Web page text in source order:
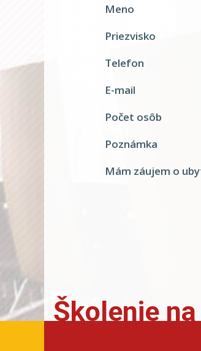
Meno
Priezvisko
Telefon
E-mail
Počet osôb
Poznámka
Mám záujem o
Školenie